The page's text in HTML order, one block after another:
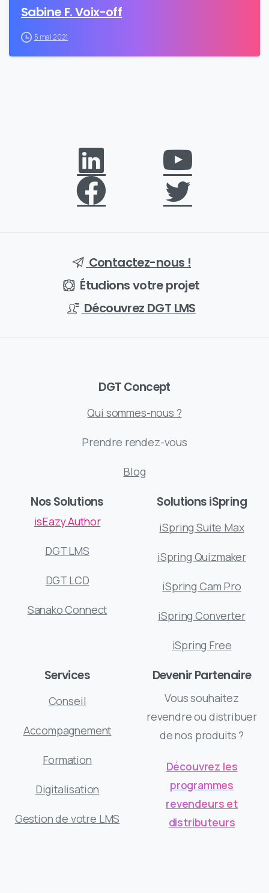
Sabine F. Voix-off
5 mai 2021
Contactez-nous !
Étudions votre projet
Découvrez DGT LMS
DGT Concept
Qui sommes-nous ?
Prendre rendez-vous
Blog
Nos Solutions
isEazy Author
DGT LMS
DGT LCD
Sanako Connect
Solutions iSpring
iSpring Suite Max
iSpring Quizmaker
iSpring Cam Pro
iSpring Converter
iSpring Free
Services
Conseil
Accompagnement
Formation
Digitalisation
Gestion de votre LMS
Devenir Partenaire
Vous souhaitez
revendre ou distribuer
de nos produits ?
Découvrez les
programmes
revendeurs et
distributeurs